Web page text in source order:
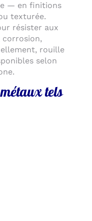
— en finitions
texturée.
résister aux
corrosion,
rouille
selon
tels